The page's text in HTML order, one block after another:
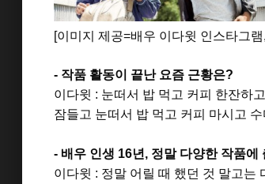
[이미지 제공=배우 이다윗 인스타그램,
- 작품 활동이 끝난 요즘 근황은?
이다윗 : 눈떠서 밥 먹고 커피 한잔하
잠들고 눈떠서 밥 먹고 커피 마시고
- 배우 인생 16년 , 정말 다양한 작품에
이다윗 : 정말 어릴 때 했던 것 말고는